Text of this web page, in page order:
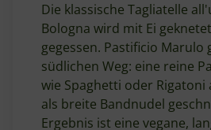
Die klassische Tagliatelle
Bologna wird mit Ei
gegessen. Pastificio Marulo
südlichen Weg: eine reine
wie Spaghetti oder Rigatoni
als breite Bandnudel
Ergebnis ist eine vegane,